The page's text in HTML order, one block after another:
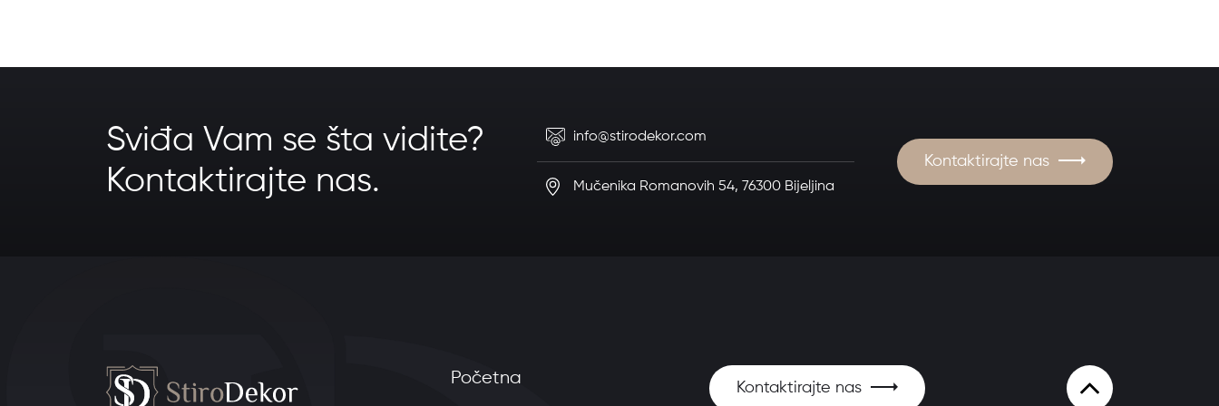
Sviđa Vam se šta vidite?
Kontaktirajte nas.
info@stirodekor.com
Mučenika Romanovih 54, 76300 Bijeljina
Kontaktirajte nas
Početna Kontaktirajte nas